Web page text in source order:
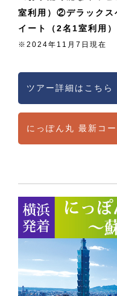
室利用）②デラック
イート（2名1室利用）
※2024年11月7日現在
ツアー詳細はこちら
にっぽん丸 最新コ